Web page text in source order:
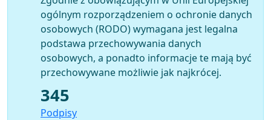
ogólnym rozporządzeniem o ochronie danych
osobowych (RODO) wymagana jest legalna
podstawa przechowywania danych
osobowych, a ponadto informacje te mają być
przechowywane możliwie jak najkrócej.
345
Podpisy